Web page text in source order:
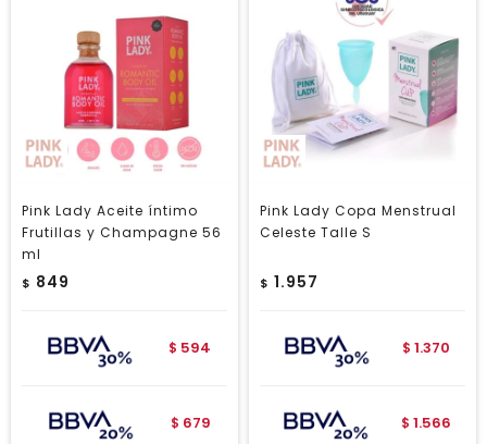
Pink Lady Aceite íntimo
Frutillas y Champagne 56
ml
$ 849
$ 594
$ 679
Pink Lady Copa Menstrual
Celeste Talle S
$ 1.957
$ 1.370
$ 1.566